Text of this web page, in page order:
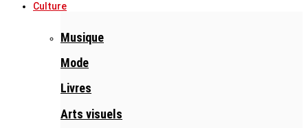
Culture
Musique
Mode
Livres
Arts visuels